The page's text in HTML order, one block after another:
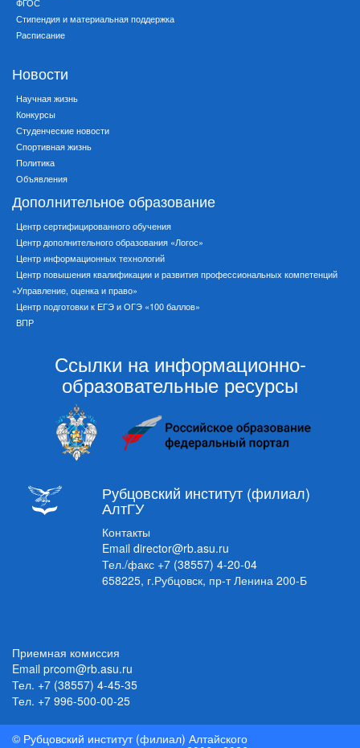
ФГОС
Стипендия и материальная поддержка
Расписание
Новости
Научная жизнь
Конкурсы
Студенческие новости
Спортивная жизнь
Политика
Объявления
Дополнительное образование
Центр сертифицированного обучения
Центр дополнительного образования «Логос»
Центр информационных технологий
Центр повышения квалификации и развития профессиональных компетенций
«Управление, оценка и право»
Центр подготовки к ЕГЭ и ОГЭ «100 баллов»
ВПР
Ссылки на информационно-
образовательные ресурсы
Рубцовский институт (филиал)
АлтГУ
Контакты
Email director@rb.asu.ru
Тел./факс +7 (38557) 4-20-04
658225, г.Рубцовск, пр-т Ленина 200-Б
Приемная комиссия
Email prcom@rb.asu.ru
Тел. +7 (38557) 4-45-35
Тел. +7 996-500-00-25
© Рубцовский институт (филиал) Алтайского